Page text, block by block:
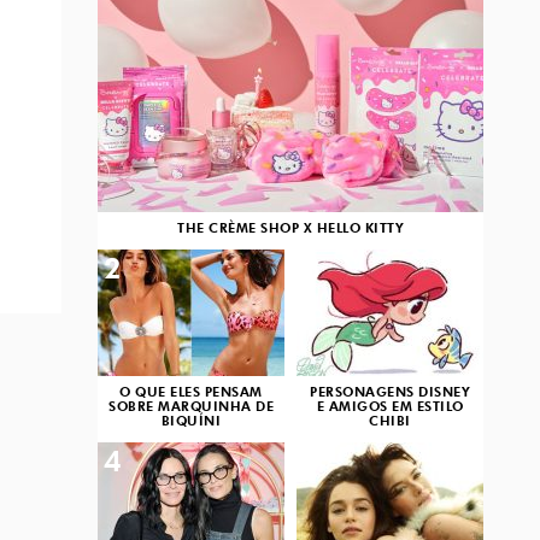
THE CRÈME SHOP X HELLO KITTY
O QUE ELES PENSAM
SOBRE MARQUINHA DE
BIQUÍNI
2
PERSONAGENS DISNEY
E AMIGOS EM ESTILO
CHIBI
3
4